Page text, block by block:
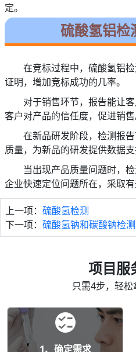
定。
硫酸氢铝检
在竞标过程中，硫酸氢铝
证明，增加竞标成功的几率。
对于销售环节，报告能让
客户对产品的信任度，促进销售
在新品研发阶段，检测报
质量，为新品的研发提供数据支
当出现产品质量问题时，
企业快速定位问题所在，采取有
上一项： 硫酸氢检测
下一项： 硫酸氢钠和碳酸钠检测
项目服
只需4步，轻
1、确定需求